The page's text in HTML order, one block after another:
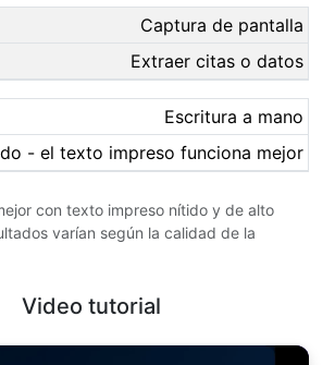
Captura de pantalla
Extraer citas o datos
Escritura a mano
- el texto impreso funciona mejor
con texto impreso nítido y de alto
varían según la calidad de la
Video tutorial